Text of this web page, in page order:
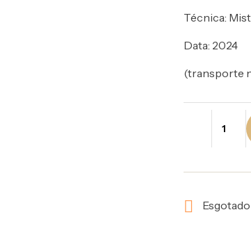
Técnica:
Data: 2024
(transporte
 Esgotado